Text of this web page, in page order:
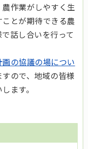
作業がしやすく生
とが期待できる農
話し合いを行って
の協議の場につい
ので、地域の皆様
ます。